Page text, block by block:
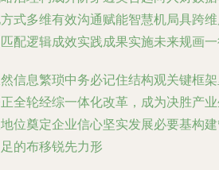
式多维有效沟通赋能智慧机局具跨
配逻辑成效实践成果实施未来规画
信息繁琐中务必记住结构观关键框
全轮经综一体化改革，成为决胜产
位奠定企业信心坚实发展必要基构
的布移锐先力形